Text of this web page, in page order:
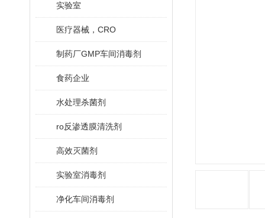
实验室
医疗器械，CRO
制药厂GMP车间消毒剂
食药企业
水处理杀菌剂
ro反渗透膜清洗剂
高效灭菌剂
实验室消毒剂
净化车间消毒剂